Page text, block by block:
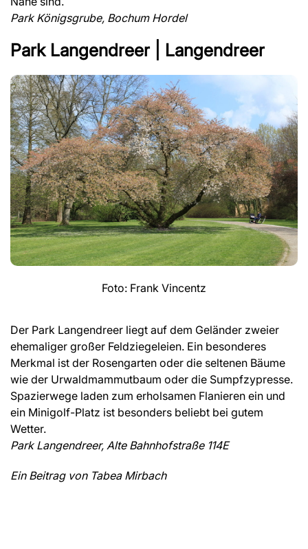
Park Königsgrube, Bochum Hordel
Park Langendreer | Langendreer
Foto: Frank Vincentz
Der Park Langendreer liegt auf dem Geländer zweier
ehemaliger großer Feldziegeleien. Ein besonderes
Merkmal ist der Rosengarten oder die seltenen Bäume
wie der Urwaldmammutbaum oder die Sumpfzypresse.
Spazierwege laden zum erholsamen Flanieren ein und
ein Minigolf-Platz ist besonders beliebt bei gutem
Wetter.
Park Langendreer, Alte Bahnhofstraße 114E
Ein Beitrag von Tabea Mirbach